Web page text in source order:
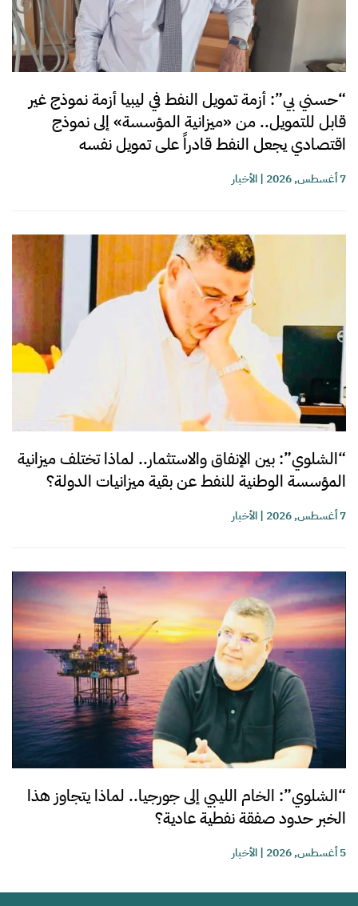
“حسني بي”: أزمة تمويل النفط في ليبيا أزمة نموذج غير
قابل للتمويل.. من «ميزانية المؤسسة» إلى نموذج
اقتصادي يجعل النفط قادراً على تمويل نفسه
7 أغسطس, 2026 |الأخبار
“الشلوي”: بين الإنفاق والاستثمار.. لماذا تختلف ميزانية
المؤسسة الوطنية للنفط عن بقية ميزانيات الدولة؟
7 أغسطس, 2026 |الأخبار
“الشلوي”: الخام الليبي إلى جورجيا.. لماذا يتجاوز هذا
الخبر حدود صفقة نفطية عادية؟
5 أغسطس, 2026 |الأخبار